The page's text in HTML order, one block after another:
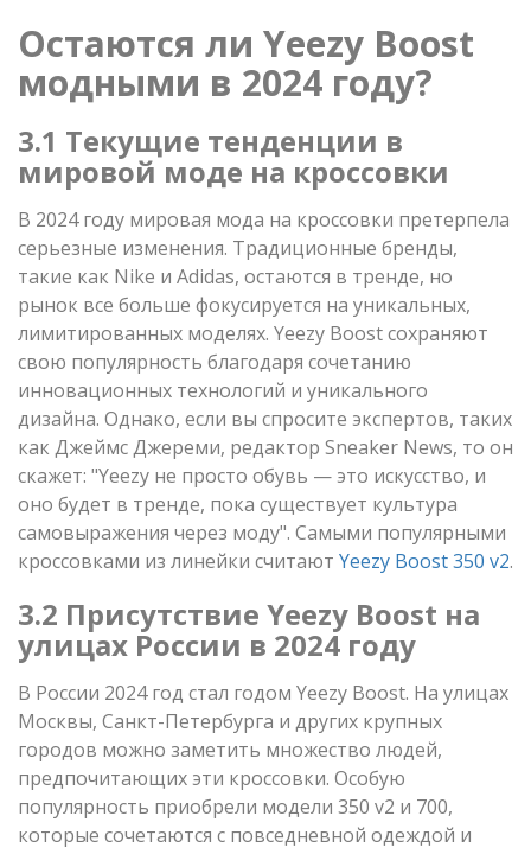
Остаются ли Yeezy Boost
модными в 2024 году?
3.1 Текущие тенденции в
мировой моде на кроссовки
В 2024 году мировая мода на кроссовки претерпела
серьезные изменения. Традиционные бренды,
такие как Nike и Adidas, остаются в тренде, но
рынок все больше фокусируется на уникальных,
лимитированных моделях. Yeezy Boost сохраняют
свою популярность благодаря сочетанию
инновационных технологий и уникального
дизайна. Однако, если вы спросите экспертов, таких
как Джеймс Джереми, редактор Sneaker News, то он
скажет: "Yeezy не просто обувь — это искусство, и
оно будет в тренде, пока существует культура
самовыражения через моду". Самыми популярными
кроссовками из линейки считают Yeezy Boost 350 v2.
3.2 Присутствие Yeezy Boost на
улицах России в 2024 году
В России 2024 год стал годом Yeezy Boost. На улицах
Москвы, Санкт-Петербурга и других крупных
городов можно заметить множество людей,
предпочитающих эти кроссовки. Особую
популярность приобрели модели 350 v2 и 700,
которые сочетаются с повседневной одеждой и